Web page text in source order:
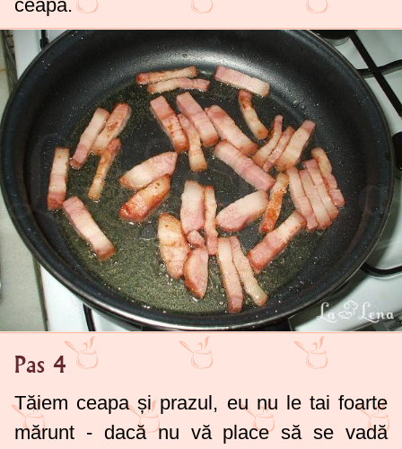
ceapa.
Pas 4
Tăiem ceapa și prazul, eu nu le tai foarte
mărunt - dacă nu vă place să se vadă